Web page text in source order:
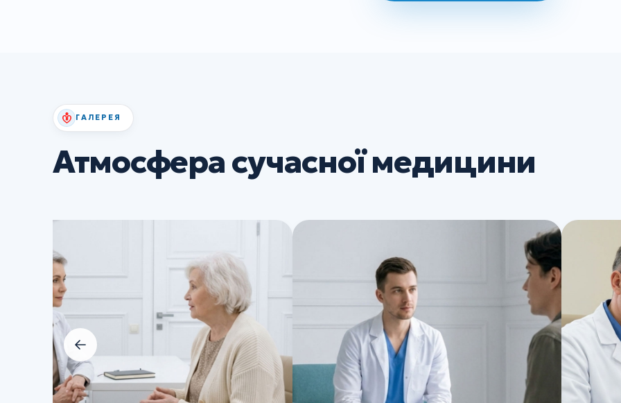
ГАЛЕРЕЯ
Атмосфера сучасної медицини